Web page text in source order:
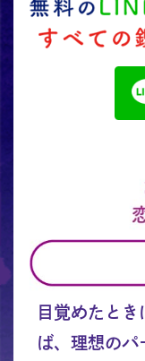
目覚めたと
ば、理想のパ